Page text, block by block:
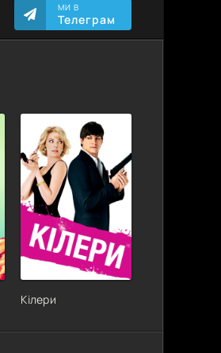
МИ В
Телеграм
Кілери